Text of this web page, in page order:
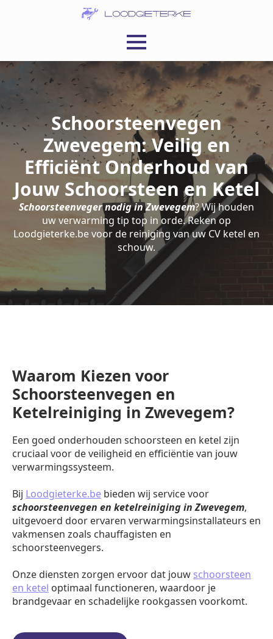
Schoorsteenvegen
Zwevegem: Veilig en
Efficiënt Onderhoud van
Jouw Schoorsteen en Ketel
Schoorsteenveger nodig in Zwevegem? Wij houden
uw verwarming tip top in orde. Reken op
Loodgieterke.be voor de reiniging van uw CV ketel en
schouw.
Waarom Kiezen voor
Schoorsteenvegen en
Ketelreiniging in Zwevegem?
Een goed onderhouden schoorsteen en ketel zijn
cruciaal voor de veiligheid en efficiëntie van jouw
verwarmingssysteem.
Bij Loodgieterke.be bieden wij service voor
schoorsteenvegen en ketelreiniging in Zwevegem,
uitgevoerd door ervaren verwarmingsinstallateurs en
vakmensen zoals chauffagisten en
schoorsteenvegers.
Onze diensten zorgen ervoor dat jouw schoorsteen
en ketel optimaal functioneren, waardoor je
brandgevaar en schadelijke rookgassen voorkomt.